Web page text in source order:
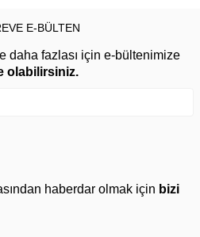
E-BÜLTEN
daha fazlası için e-bültenimize
olabilirsiniz.
haberdar olmak için bizi